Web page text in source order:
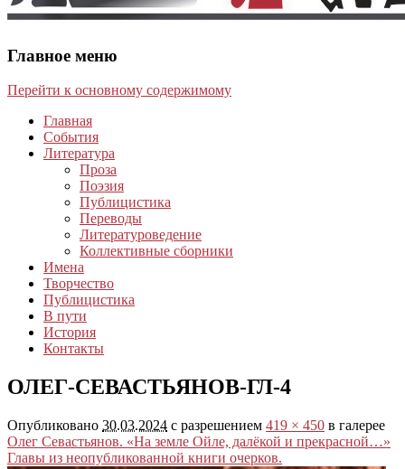
Главное меню
Перейти к основному содержимому
Главная
События
Литература
Проза
Поэзия
Публицистика
Переводы
Литературоведение
Коллективные сборники
Имена
Творчество
Публицистика
В пути
История
Контакты
ОЛЕГ-СЕВАСТЬЯНОВ-ГЛ-4
Опубликовано 30.03.2024 с разрешением 419 × 450 в галерее
Олег Севастьянов. «На земле Ойле, далёкой и прекрасной…»
Главы из неопубликованной книги очерков.